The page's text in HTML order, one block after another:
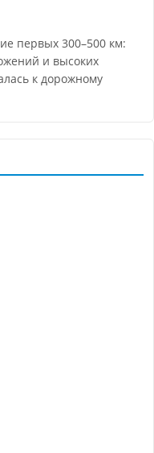
первых 300–500 км:
и высоких
к дорожному